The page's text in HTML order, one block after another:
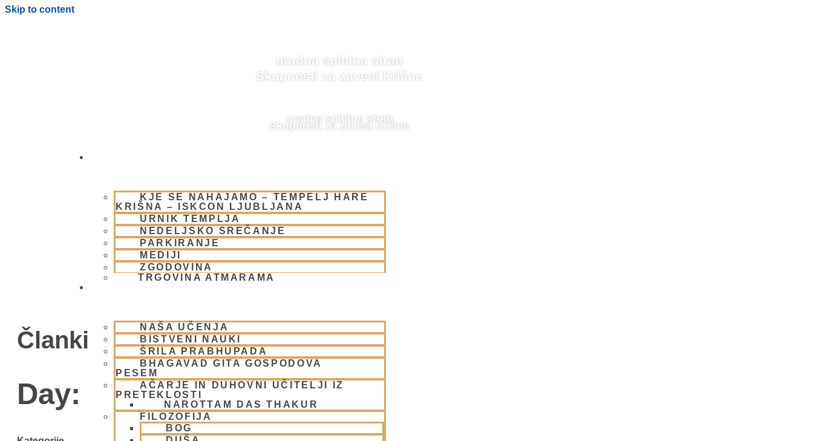
Skip to content
uradna spletna stran
Skupnosti za zavest Krišne
uradna spletna stran
Skupnosti za zavest Krišne
KJE SE NAHAJAMO – TEMPELJ HARE
KRIŠNA – ISKCON LJUBLJANA
URNIK TEMPLJA
NEDELJSKO SREČANJE
PARKIRANJE
MEDIJI
ZGODOVINA
TRGOVINA ATMARAMA
NAŠA UČENJA
BISTVENI NAUKI
ŠRILA PRABHUPADA
BHAGAVAD GITA GOSPODOVA
PESEM
AČARJE IN DUHOVNI UČITELJI IZ
PRETEKLOSTI
NAROTTAM DAS THAKUR
FILOZOFIJA
BOG
Članki
Day: 8 julija, 2008